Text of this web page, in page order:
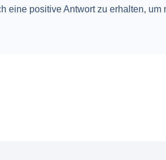
eine positive Antwort zu erhalten,